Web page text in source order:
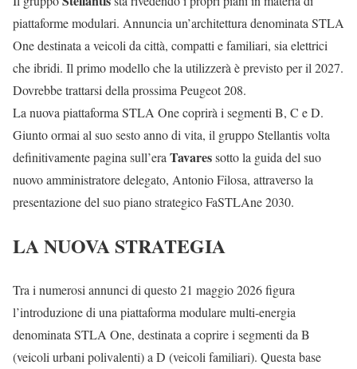
piattaforme modulari. Annuncia un’architettura denominata STLA
One destinata a veicoli da città, compatti e familiari, sia elettrici
che ibridi. Il primo modello che la utilizzerà è previsto per il 2027.
Dovrebbe trattarsi della prossima Peugeot 208.
La nuova piattaforma STLA One coprirà i segmenti B, C e D.
Giunto ormai al suo sesto anno di vita, il gruppo Stellantis volta
definitivamente pagina sull’era Tavaressotto la guida del suo
nuovo amministratore delegato, Antonio Filosa, attraverso la
presentazione del suo piano strategico FaSTLAne 2030.
LA NUOVA STRATEGIA
Tra i numerosi annunci di questo 21 maggio 2026 figura
l’introduzione di una piattaforma modulare multi-energia
denominata STLA One, destinata a coprire i segmenti da B
(veicoli urbani polivalenti) a D (veicoli familiari). Questa base